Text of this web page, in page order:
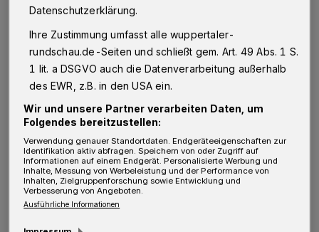
K onkret bedeutet das, dass über 130
Patientinnen und Patienten mehr
überlebt haben als das nach den bundesweiten
Durchschnittswerten zu erwarten wäre. Um
einen Vergleich zu ermöglichen: 130 Menschen
passen in eine Schwebebahn.
Datenschutzerklärung.
Ihre Zustimmung umfasst alle wuppertaler-
rundschau.de-Seiten und schließt gem. Art. 49 Abs. 1 S.
1 lit. a DSGVO auch die Datenverarbeitung außerhalb
des EWR, z.B. in den USA ein.
Wir und unsere Partner verarbeiten Daten, um
Folgendes bereitzustellen:
Verwendung genauer Standortdaten. Endgeräteeigenschaften zur
Identifikation aktiv abfragen. Speichern von oder Zugriff auf
Informationen auf einem Endgerät. Personalisierte Werbung und
Inhalte, Messung von Werbeleistung und der Performance von
Inhalten, Zielgruppenforschung sowie Entwicklung und
Verbesserung von Angeboten.
Ausführliche Informationen